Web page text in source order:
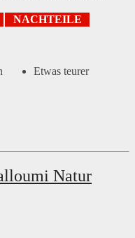
NACHTEILE
Etwas teurer
Natur